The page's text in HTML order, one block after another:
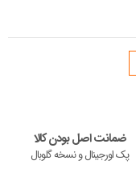
ضمانت اصل بودن کالا
پک اورجینال و نسخه گلوبال